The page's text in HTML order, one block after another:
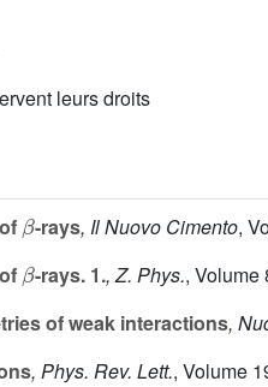
leurs droits
β
-rays, Il Nuovo Cimento,
-rays. 1., Z. Phys., Volume
of weak interactions,
, Phys. Rev. Lett., Volume